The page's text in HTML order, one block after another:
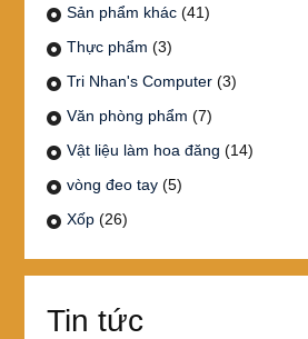
Sản phẩm khác (41)
Thực phẩm (3)
Tri Nhan's Computer (3)
Văn phòng phẩm (7)
Vật liệu làm hoa đăng (14)
vòng đeo tay (5)
Xốp (26)
Tin tức